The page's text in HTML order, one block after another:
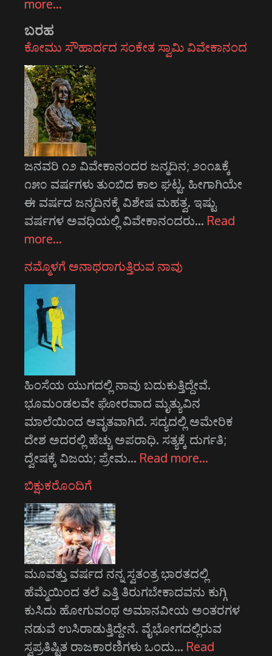
more…
ಬರಹ
ಕೋಮು ಸೌಹಾರ್ದದ ಸಂಕೇತ ಸ್ವಾಮಿ ವಿವೇಕಾನಂದ
ಜನವರಿ ೧೨ ವಿವೇಕಾನಂದರ ಜನ್ಮದಿನ; ೨೦೧೩ಕ್ಕೆ
೧೫೦ ವರ್ಷಗಳು ತುಂಬಿದ ಕಾಲ ಘಟ್ಟ. ಹೀಗಾಗಿಯೇ
ಈ ವರ್ಷದ ಜನ್ಮದಿನಕ್ಕೆ ವಿಶೇಷ ಮಹತ್ವ. ಇಷ್ಟು
ವರ್ಷಗಳ ಅವಧಿಯಲ್ಲಿ ವಿವೇಕಾನಂದರು… Read
more…
ನಮ್ಮೊಳಗೆ ಅನಾಥರಾಗುತ್ತಿರುವ ನಾವು
ಹಿಂಸೆಯ ಯುಗದಲ್ಲಿ ನಾವು ಬದುಕುತ್ತಿದ್ದೇವೆ.
ಭೂಮಂಡಲವೇ ಘೋರವಾದ ಮೃತ್ಯುವಿನ
ಮಾಲೆಯಿಂದ ಆವೃತವಾಗಿದೆ. ಸದ್ಯದಲ್ಲಿ ಅಮೇರಿಕ
ದೇಶ ಅದರಲ್ಲಿ ಹೆಚ್ಚು ಅಪರಾಧಿ. ಸತ್ಯಕ್ಕೆ ದುರ್ಗತಿ;
ದ್ವೇಷಕ್ಕೆ ವಿಜಯ; ಪ್ರೇಮ… Read more…
ಬಿಕ್ಷುಕರೊಂದಿಗೆ
ಮೂವತ್ತು ವರ್ಷದ ನನ್ನ ಸ್ವತಂತ್ರ ಭಾರತದಲ್ಲಿ
ಹೆಮ್ಮೆಯಿಂದ ತಲೆ ಎತ್ತಿ ತಿರುಗಬೇಕಾದವನು ಕುಗ್ಗಿ
ಕುಸಿದು ಹೋಗುವಂಥ ಅಮಾನವೀಯ ಅಂತರಗಳ
ನಡುವೆ ಉಸಿರಾಡುತ್ತಿದ್ದೇನೆ. ವೈಭೋಗದಲ್ಲಿರುವ
ಸ್ವಪ್ರತಿಷ್ಟಿತ ರಾಜಕಾರಣಿಗಳು ಒಂದು… Read